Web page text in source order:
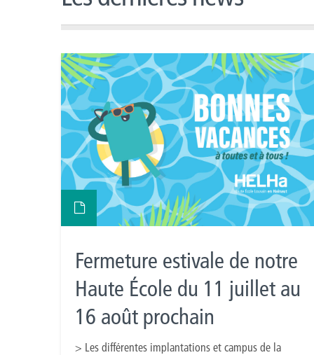
Fermeture estivale de notre
Haute École du 11 juillet au
16 août prochain
> Les différentes implantations et campus de la